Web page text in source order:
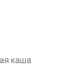
каша